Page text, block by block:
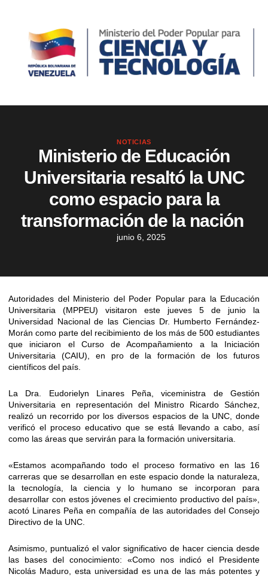
NOTICIAS
Ministerio de Educación
Universitaria resaltó la UNC
como espacio para la
transformación de la nación
junio 6, 2025
Autoridades del Ministerio del Poder Popular para la Educación
Universitaria (MPPEU) visitaron este jueves 5 de junio la
Universidad Nacional de las Ciencias Dr. Humberto Fernández-
Morán como parte del recibimiento de los más de 500 estudiantes
que iniciaron el Curso de Acompañamiento a la Iniciación
Universitaria (CAIU), en pro de la formación de los futuros
científicos del país.
La Dra. Eudorielyn Linares Peña, viceministra de Gestión
Universitaria en representación del Ministro Ricardo Sánchez,
realizó un recorrido por los diversos espacios de la UNC, donde
verificó el proceso educativo que se está llevando a cabo, así
como las áreas que servirán para la formación universitaria.
«Estamos acompañando todo el proceso formativo en las 16
carreras que se desarrollan en este espacio donde la naturaleza,
la tecnología, la ciencia y lo humano se incorporan para
desarrollar con estos jóvenes el crecimiento productivo del país»,
acotó Linares Peña en compañía de las autoridades del Consejo
Directivo de la UNC.
Asimismo, puntualizó el valor significativo de hacer ciencia desde
las bases del conocimiento: «Como nos indicó el Presidente
Nicolás Maduro, esta universidad es una de las más potentes y